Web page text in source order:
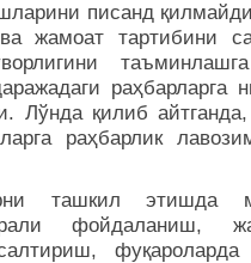
писанд
жамоат тартибини
раҳбарларга
Лўнда қилиб
раҳбарлик
ташкил этишда
фойдаланиш,
фуқароларда